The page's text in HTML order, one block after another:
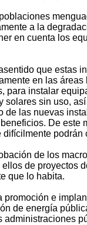
a la
en cuenta los
que estas
en las
instalar
sin uso,
las nuevas
De
podrán
de los
de proyectos
que lo habita.
e
de energía